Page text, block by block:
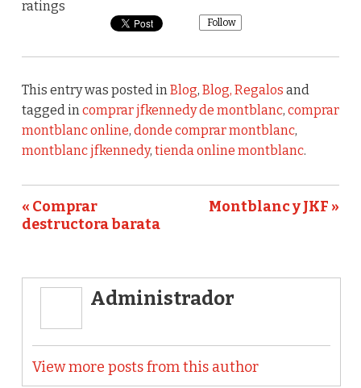
ratings
Follow
This entry was posted in Blog, Blog, Regalos and
tagged in comprar jfkennedy de montblanc, comprar
montblanc online, donde comprar montblanc,
montblanc jfkennedy, tienda online montblanc.
« Comprar
destructora barata
Montblanc y JKF »
Administrador
View more posts from this author